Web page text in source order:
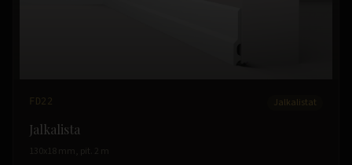
FD22 Jalkalistat
Jalkalista
130x18 mm, pit. 2 m